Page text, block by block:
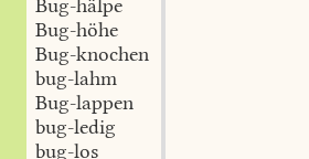
Bug-hälpe
Bug-höhe
Bug-knochen
bug-lahm
Bug-lappen
bug-ledig
bug-los